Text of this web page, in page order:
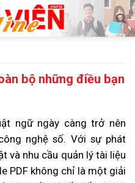
bộ những điều bạn
ngữ ngày càng trở nên
nghệ số. Với sự phát
và nhu cầu quản lý tài liệu
PDF không chỉ là một giải